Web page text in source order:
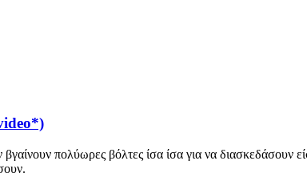
βγαίνουν πολύωρες βόλτες ίσα ίσα για να